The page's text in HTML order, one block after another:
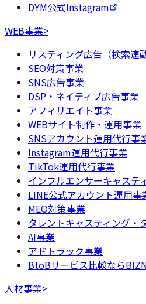
DYM公式Instagram
WEB事業>
リスティング広告（検索連
SEO対策事業
SNS広告事業
DSP・ネイティブ広告事業
アフィリエイト事業
WEBサイト制作・運用事業
SNSアカウント運用代行事
Instagram運用代行事業
TikTok運用代行事業
インフルエンサーキャステ
LINE公式アカウント運用事
MEO対策事業
タレントキャスティング・
AI事業
アドトラック事業
BtoBサービス比較なら
人材事業>